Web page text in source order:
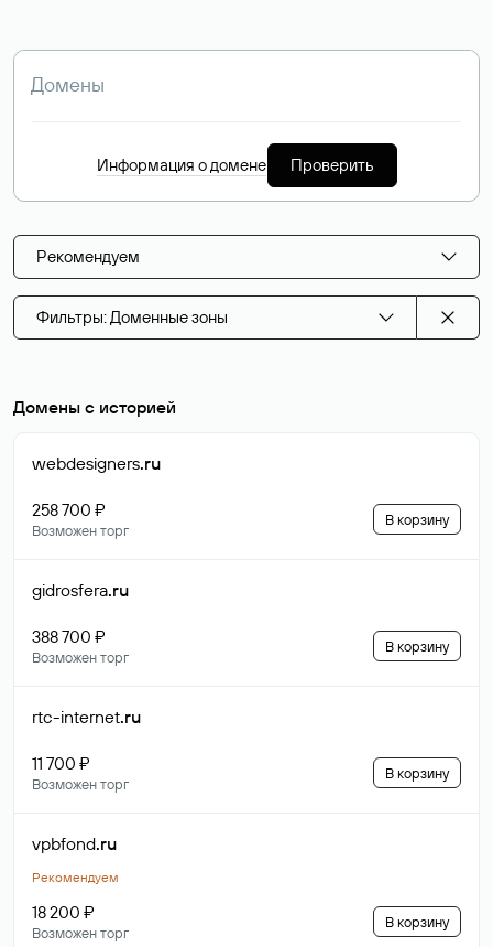
Информация о домене Проверить
Рекомендуем
Фильтры: Доменные зоны
Домены с историей
webdesigners.ru
258 700 ₽
Возможен торг
В корзину
gidrosfera.ru
388 700 ₽
Возможен торг
В корзину
rtc-internet.ru
11 700 ₽
Возможен торг
В корзину
vpbfond.ru
Рекомендуем
18 200 ₽
Возможен торг
В корзину